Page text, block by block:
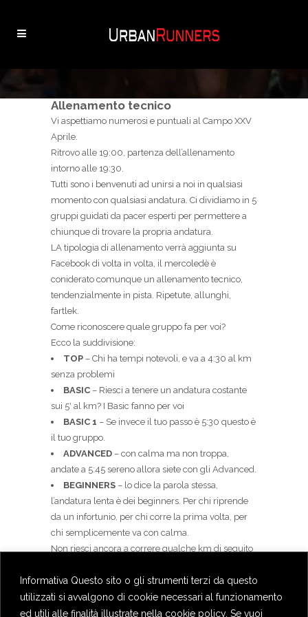
Informativa Questo sito o gli strumenti terzi da questo
utilizzati si avvalgono di cookie necessari al funzionamento
ed utili alle finalità illustrate nella cookie policy. Se vuoi
Allenamento tecnico
Vi aspettiamo numerosi e puntuali al Campo XXV
Aprile.
Ritrovo alle 19:00, partenza dell’allenamento
intorno alle 19:30.
Tutti sono i benvenuti ad unirsi a noi in qualsiasi
momento con qualsiasi andatura. Ci dividiamo in 5
gruppi guidati da pacer esperti per permettere a
chiunque di trovare la propria andatura.
LA tipologia di allenamento verrà aggiunta su
Facebook di volta in volta, il mercoledè è
coniderato comunque un allenamento tecnico,
tendenzialmente in pista. Ripetute, allunghi,
fartlek.
Come riconoscere quale gruppo fa per voi?
Ecco la suddivisione:
TOP – Chi ha tempi notevoli, e va a 4:30 al km
senza problemi
BASIC – Riesci a tenere un andatura costante
sui 5′ al km? I Basic fanno per voi
BASIC 1 – Se invece il tuo passo è 5:30 questo è
il tuo gruppo.
ADVANCED – con calma ma non troppa,
andate a 5:45 sereno allora siete con gli Advanced.
BEGINNERS – lo dice la parola stessa,
l’andatura lenta è dei beginners. Per chi riprende
da un infortunio, per chi corre la prima volta, per
chi semplicemente va con calma.
Non riesci ancora a correre qualche km di seguito
tranquillamente ai nostri allenamenti, c’è il gruppo
anche per te.
Ricordatevi di pagare per l’ingresso al campo di